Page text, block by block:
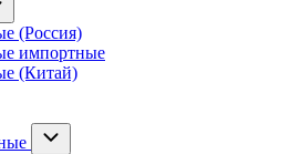
(Россия)
импортные
(Китай)